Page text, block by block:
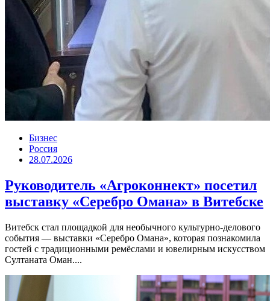
Бизнес
Россия
28.07.2026
Руководитель «Агроконнект» посетил
выставку «Серебро Омана» в Витебске
Витебск стал площадкой для необычного культурно-делового
события — выставки «Серебро Омана», которая познакомила
гостей с традиционными ремёслами и ювелирным искусством
Султаната Оман....